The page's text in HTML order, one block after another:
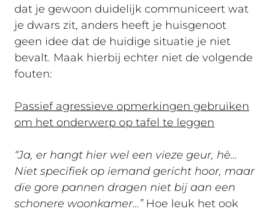
dat je gewoon duidelijk communiceert wat
je dwars zit, anders heeft je huisgenoot
geen idee dat de huidige situatie je niet
bevalt. Maak hierbij echter niet de volgende
fouten:
Passief agressieve opmerkingen gebruiken
om het onderwerp op tafel te leggen
“Ja, er hangt hier wel een vieze geur, hè…
Niet specifiek op iemand gericht hoor, maar
die gore pannen dragen niet bij aan een
schonere woonkamer…”Hoe leuk het ook